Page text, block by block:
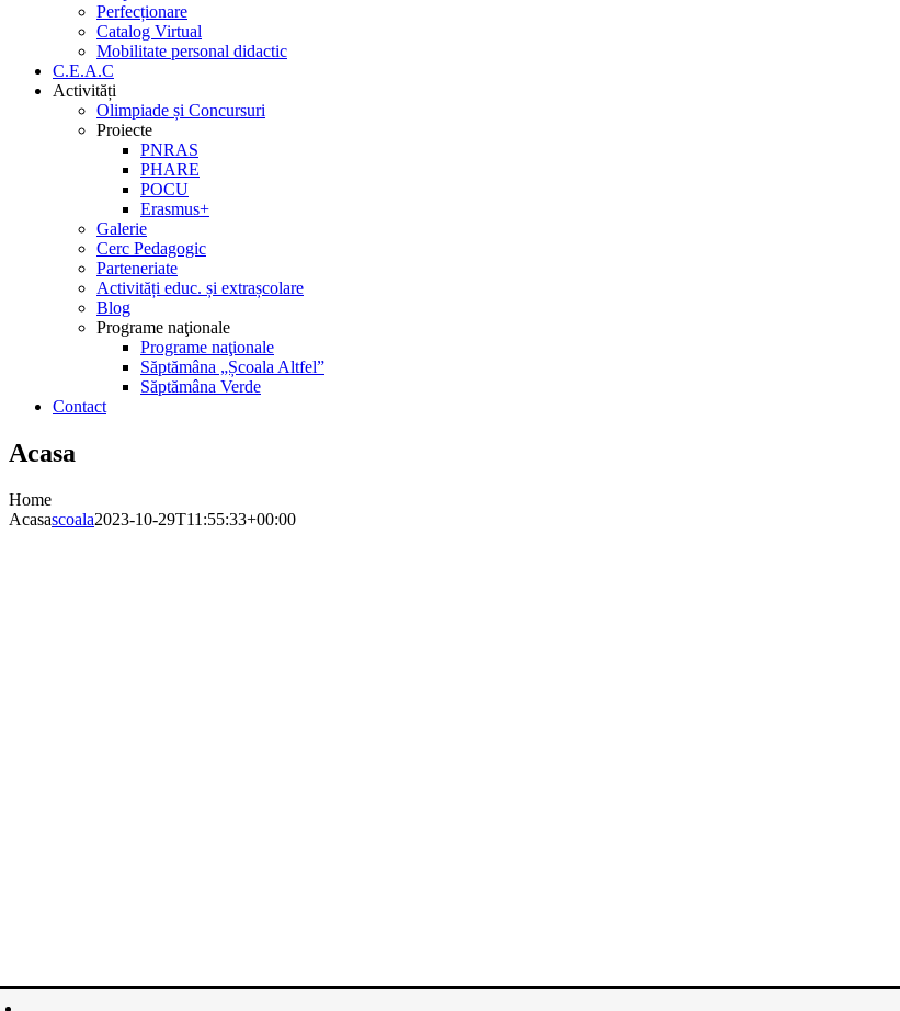
Perfecționare
Catalog Virtual
Mobilitate personal didactic
C.E.A.C
Activități
Olimpiade și Concursuri
Proiecte
PNRAS
PHARE
POCU
Erasmus+
Galerie
Cerc Pedagogic
Parteneriate
Activități educ. și extrașcolare
Blog
Programe naţionale
Programe naţionale
Săptămâna „Școala Altfel”
Săptămâna Verde
Contact
Acasa
Home
Acasascoala2023-10-29T11:55:33+00:00